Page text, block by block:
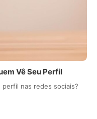
Vê Seu Perfil
nas redes sociais?